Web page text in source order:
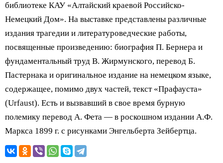
библиотеке КАУ «Алтайский краевой Российско-
Немецкий Дом». На выставке представлены различные
издания трагедии и литературоведческие работы,
посвященные произведению: биография П. Бернера и
фундаментальный труд В. Жирмунского, перевод Б.
Пастернака и оригинальное издание на немецком языке,
содержащее, помимо двух частей, текст «Прафауста»
(Urfaust). Есть и вызвавший в свое время бурную
полемику перевод А. Фета — в роскошном издании А.Ф.
Маркса 1899 г. с рисунками Энгельберта Зейбертца.